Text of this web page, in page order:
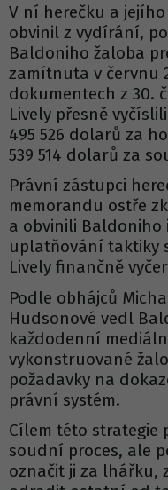
V ní herečku a
obvinil z vydírání,
Baldoniho žaloba
zamítnuta v červnu
dokumentech z 30.
Lively přesně
495 526 dolarů za
539 514 dolarů za
Právní zástupci
memorandu ostře
a obvinili Baldoniho
uplatňování taktiky
Lively finančně
Podle obhájců
Hudsonové vedl
každodenní
vykonstruované
požadavky na
právní systém.
Cílem této strategie
soudní proces, ale
označit ji za lhářku,